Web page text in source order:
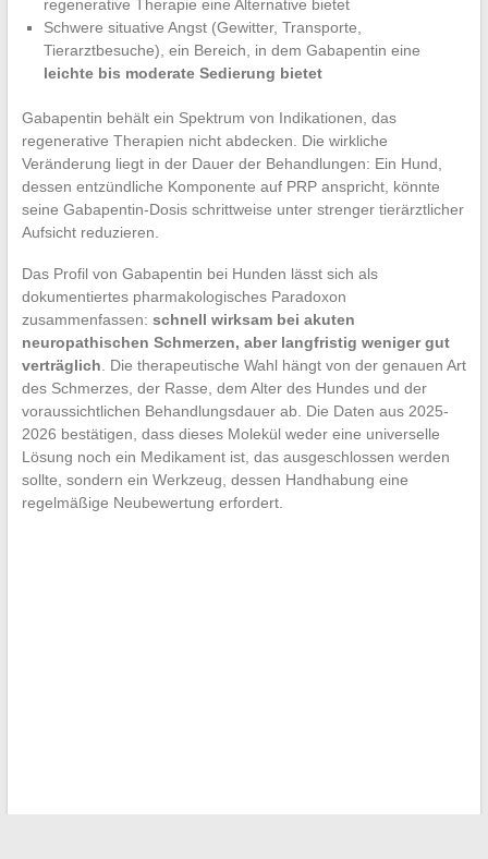
regenerative Therapie eine Alternative bietet
Schwere situative Angst (Gewitter, Transporte,
Tierarztbesuche), ein Bereich, in dem Gabapentin eine
leichte bis moderate Sedierung bietet
Gabapentin behält ein Spektrum von Indikationen, das
regenerative Therapien nicht abdecken. Die wirkliche
Veränderung liegt in der Dauer der Behandlungen: Ein Hund,
dessen entzündliche Komponente auf PRP anspricht, könnte
seine Gabapentin-Dosis schrittweise unter strenger tierärztlicher
Aufsicht reduzieren.
Das Profil von Gabapentin bei Hunden lässt sich als
dokumentiertes pharmakologisches Paradoxon
zusammenfassen: schnell wirksam bei akuten
neuropathischen Schmerzen, aber langfristig weniger gut
verträglich. Die therapeutische Wahl hängt von der genauen Art
des Schmerzes, der Rasse, dem Alter des Hundes und der
voraussichtlichen Behandlungsdauer ab. Die Daten aus 2025-
2026 bestätigen, dass dieses Molekül weder eine universelle
Lösung noch ein Medikament ist, das ausgeschlossen werden
sollte, sondern ein Werkzeug, dessen Handhabung eine
regelmäßige Neubewertung erfordert.